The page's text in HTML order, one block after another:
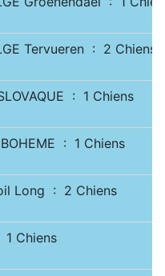
Tervueren : 2 Chiens
: 1 Chiens
BOHEME : 1 Chiens
Long : 2 Chiens
1 Chiens